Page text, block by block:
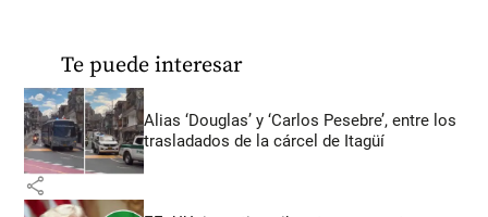
Te puede interesar
Alias ‘Douglas’ y ‘Carlos Pesebre’, entre los
trasladados de la cárcel de Itagüí
share